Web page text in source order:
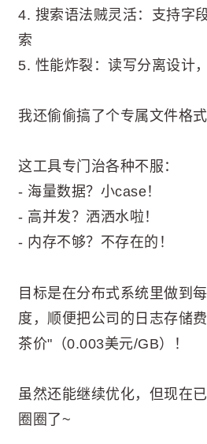
4. 搜索语法贼灵活：支持字
索
5. 性能炸裂：读写分离设计
我还偷偷搞了个专属文件格式
这工具专门治各种不服：
- 海量数据？小case！
- 高并发？洒洒水啦！
- 内存不够？不存在的！
目标是在分布式系统里做到
度，顺便把公司的日志存储
茶价"（0.003美元/GB）！
虽然还能继续优化，但现在
圈圈了~